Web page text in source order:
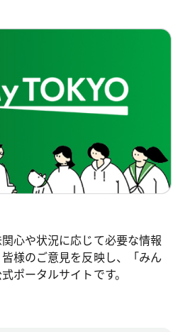
心や状況に応じて必要な情報
様のご意見を反映し、「みん
ポータルサイトです。